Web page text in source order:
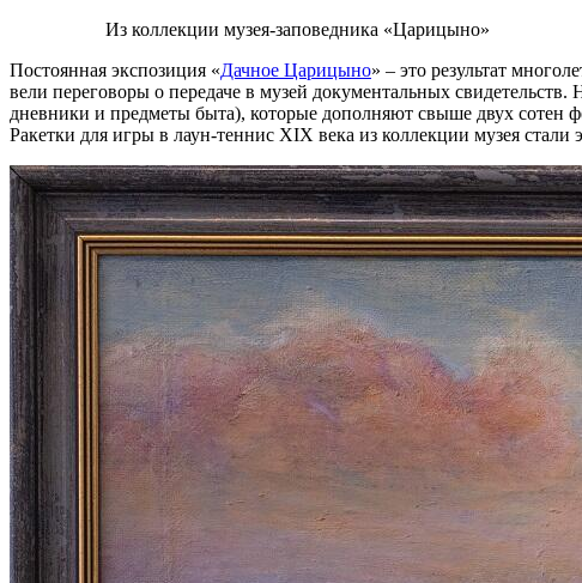
Из коллекции музея-заповедника «Царицыно»
Постоянная экспозиция «Дачное Царицыно» – это результат
вели переговоры о передаче в музей документальных
дневники и предметы быта), которые дополняют свыше двух
Ракетки для игры в лаун-теннис XIX века из коллекции музея